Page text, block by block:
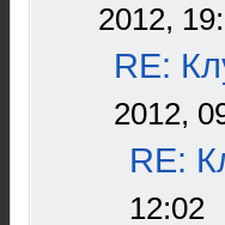
2012,
RE:
2012,
RE:
12:02